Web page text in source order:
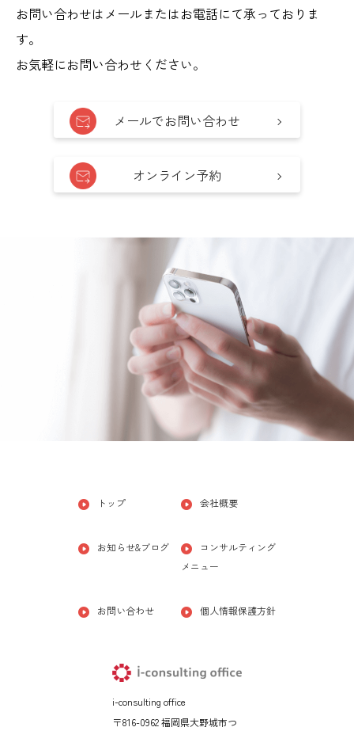
お問い合わせはメールまたはお電話にて承っておりま
す。
お気軽にお問い合わせください。
メールでお問い合わせ
オンライン予約
トップ 会社概要
お知らせ&ブログ
コンサルティング
メニュー
お問い合わせ 個人情報保護方針
i-consulting office
〒816-0962 福岡県大野城市つ